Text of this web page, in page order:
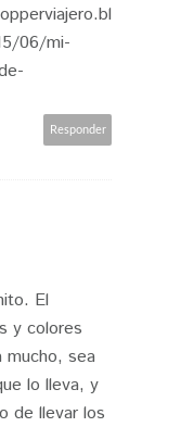
06/mi-
Responder
El
y colores
mucho, sea
lo lleva, y
de llevar los